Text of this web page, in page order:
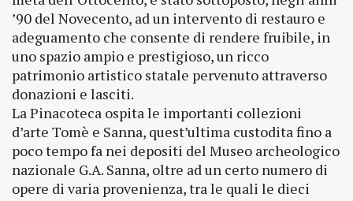
’90 del Novecento, ad un intervento di restauro e
adeguamento che consente di rendere fruibile, in
uno spazio ampio e prestigioso, un ricco
patrimonio artistico statale pervenuto attraverso
donazioni e lasciti.
La Pinacoteca ospita le importanti collezioni
d’arte Tomè e Sanna, quest’ultima custodita fino a
poco tempo fa nei depositi del Museo archeologico
nazionale G.A. Sanna, oltre ad un certo numero di
opere di varia provenienza, tra le quali le dieci